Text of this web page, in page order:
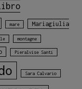
mare
Mariagiulia
montagne
Pieralvise Santi
Sara Calvario